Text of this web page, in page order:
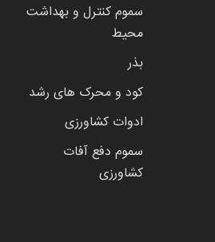
سموم کنترل و بهداشت
محیط
بذر
کود و محرک های رشد
ادوات کشاورزی
سموم دفع آفات
کشاورزی